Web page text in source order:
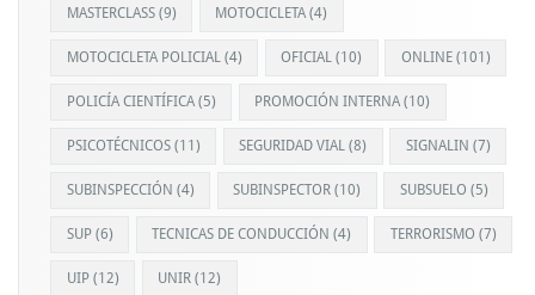
MASTERCLASS(9) MOTOCICLETA (4)
MOTOCICLETA POLICIAL (4) OFICIAL (10) ONLINE(101)
POLICÍA CIENTÍFICA(5) PROMOCIÓN INTERNA (10)
PSICOTÉCNICOS(11) SEGURIDAD VIAL (8) SIGNALIN (7)
SUBINSPECCIÓN (4) SUBINSPECTOR (10) SUBSUELO (5)
SUP(6) TECNICAS DE CONDUCCIÓN (4) TERRORISMO (7)
UIP(12) UNIR (12)